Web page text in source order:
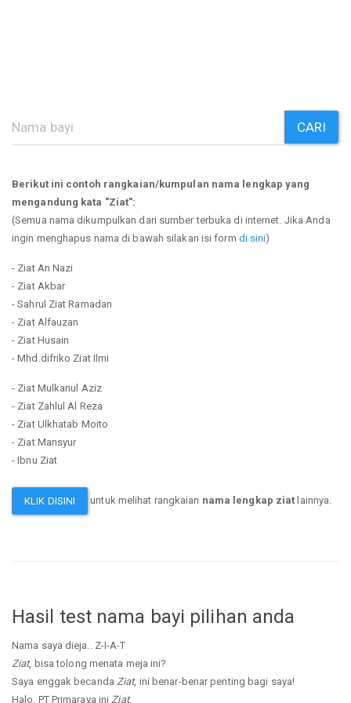
CARI
Berikut ini contoh rangkaian/kumpulan nama lengkap yang
mengandung kata "Ziat":
(Semua nama dikumpulkan dari sumber terbuka di internet. Jika Anda
ingin menghapus nama di bawah silakan isi form di sini)
- Ziat An Nazi
- Ziat Akbar
- Sahrul Ziat Ramadan
- Ziat Alfauzan
- Ziat Husain
- Mhd.difriko Ziat Ilmi
- Ziat Mulkanul Aziz
- Ziat Zahlul Al Reza
- Ziat Ulkhatab Moito
- Ziat Mansyur
- Ibnu Ziat
KLIK DISINI untuk melihat rangkaian nama lengkap ziat lainnya.
Hasil test nama bayi pilihan anda
Nama saya dieja.. Z-I-A-T
Ziat, bisa tolong menata meja ini?
Saya enggak becanda Ziat, ini benar-benar penting bagi saya!
Halo, PT Primaraya ini Ziat.